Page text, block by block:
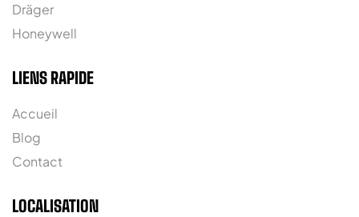
Dräger
Honeywell
LIENS RAPIDE
Accueil
Blog
Contact
LOCALISATION